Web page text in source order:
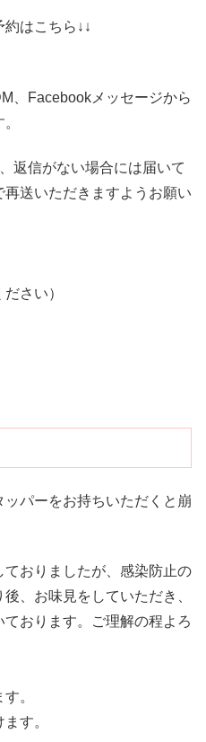
約はこちら↓↓
、Facebookメッセージから
返信がない場合には届いて
送いただきますようお願い
さい）
パーをお持ちいただくと崩
おりましたが、感染防止の
、お味見をしていただき、
おります。ご理解の程よろ
。
す。